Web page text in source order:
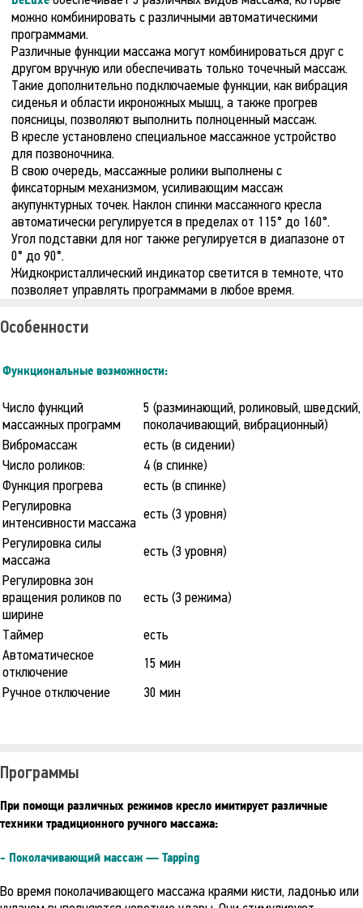
можно комбинировать с различными автоматическими
программами.
Различные функции массажа могут комбинироваться друг с
другом вручную или обеспечивать только точечный массаж.
Такие дополнительно подключаемые функции, как вибрация
сиденья и области икроножных мышц, а также прогрев
поясницы, позволяют выполнить полноценный массаж.
В кресле установлено специальное массажное устройство
для позвоночника.
В свою очередь, массажные ролики выполнены с
фиксаторным механизмом, усиливающим массаж
акупунктурных точек. Наклон спинки массажного кресла
автоматически регулируется в пределах от 115° до 160°.
Угол подставки для ног также регулируется в диапазоне от
0° до 90°.
Жидкокристаллический индикатор светится в темноте, что
позволяет управлять программами в любое время.
Особенности
Функциональные возможности:
Число функций
массажных программ
5 (разминающий, роликовый, шведский,
поколачивающий, вибрационный)
Вибромассаж
есть (в сидении)
Число роликов:
4 (в спинке)
Функция прогрева
есть (в спинке)
Регулировка
интенсивности массажа
есть (3 уровня)
Регулировка силы
массажа
есть (3 уровня)
Регулировка зон
вращения роликов по
ширине
есть (3 режима)
Таймер
есть
Автоматическое
отключение
15 мин
Ручное отключение
30 мин
Программы
При помощи различных режимов кресло имитирует различные
техники традиционного ручного массажа:
- Поколачивающий массаж — Tapping
Во время поколачивающего массажа краями кисти, ладонью или